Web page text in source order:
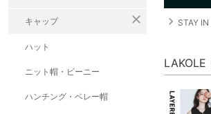
キャップ close
ハット
ニット帽・ビーニー
ハンチング・ベレー帽
navigate_next STAY IN
LAKOLE